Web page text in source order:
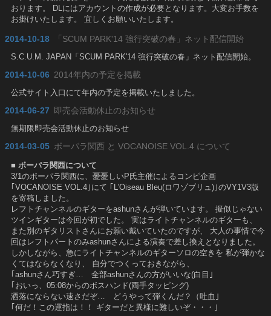
おります。 DLにはアカウントの作成が必要となります。大変お手数を
お掛けいたします。 宜しくお願いいたします。
2014-10-18 「SCUM PARK'14 強行突破の春」ネット配信開始
S.C.U.M. JAPAN「SCUM PARK'14 強行突破の春」ネット配信開始。
2014-10-06 2014年内の予定を掲載
公式サイト入口にて年内の予定を掲載いたしました。
2014-06-27 即売会活動休止のお知らせ
無期限即売会活動休止のお知らせ
2014-03-05 ボーパラ関西 と VOCANOISE VOL.4 について
■ ボーパラ関西について
3/1のボーパラ関西に、憂憂しいP氏主催によるコンピ企画
｢VOCANOISE VOL.4｣にて ｢L'Oiseau Bleu(ロワゾブリュ)｣のVY1V3版
を寄稿しました。
レフトチャンネルのギターをashunさんが弾いています。 擬似じゃない
ツインギターは今回が初でした。 実はライトチャンネルのギターも、
また別のギタリストさんにお願い戴いていたのですが、 大人の事情で今
回はレフトパートのみashunさんによる演奏で差し換えとなりました。
しかしながら、急にライトチャンネルのギターソロの空きを 私が弾かな
くてはならなくなり、 自分でつくっておきながら、
｢ashunさん巧すぎ… 全部ashunさんの方がいいな(白目｣
｢おいっ、05:08からのボスハンド(両手タッピング)
洒落にならない速さだぞ… どうやって弾くんだ？（吐血｣
｢何だ！この運指は！！ ギターだと異様に難しいぞ・・・｣